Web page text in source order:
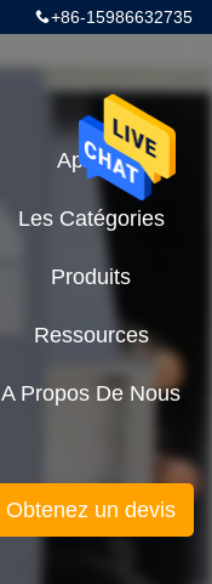
+86-15986632735
Aperçu
Les Catégories
Produits
Ressources
A Propos De Nous
Obtenez un devis